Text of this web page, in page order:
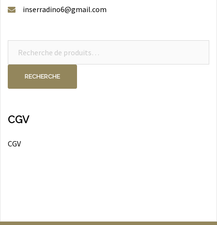
inserradino6@gmail.com
RECHERCHE
CGV
CGV